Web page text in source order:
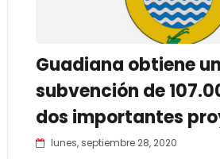
Guadiana obtiene
subvención de
dos importantes
lunes, septiembre 28, 2020